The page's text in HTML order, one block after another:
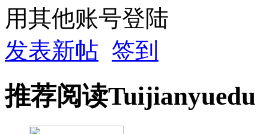
用其他账号登陆
发表新帖 签到
推荐阅读Tuijianyuedu